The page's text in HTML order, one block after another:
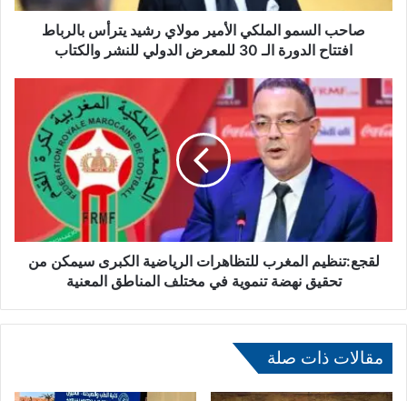
و
ل
ك
ي
ا
ا
ش
ي
صاحب السمو الملكي الأمير مولاي رشيد يترأس بالرباط
افتتاح الدورة الـ 30 للمعرض الدولي للنشر والكتاب
ل
ق
ج
ي
ب
ل
لقجع:تنظيم المغرب للتظاهرات الرياضية الكبرى سيمكن من
تحقيق نهضة تنموية في مختلف المناطق المعنية
مقالات ذات صلة